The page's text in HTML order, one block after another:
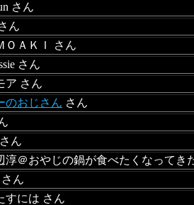
さん
ん
ＯＡＫＩ さん
さん
ア さん
のおじさん さん
ん
淳＠おやじの鍋が食べたくなってき
ん
すには さん